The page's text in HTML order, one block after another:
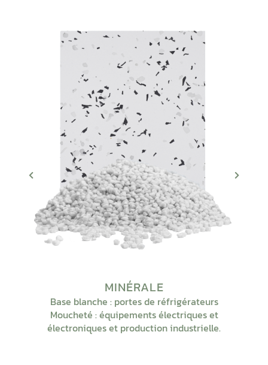
MINÉRALE
Base blanche : portes de réfrigérateurs
Moucheté : équipements électriques et
électroniques et production industrielle.